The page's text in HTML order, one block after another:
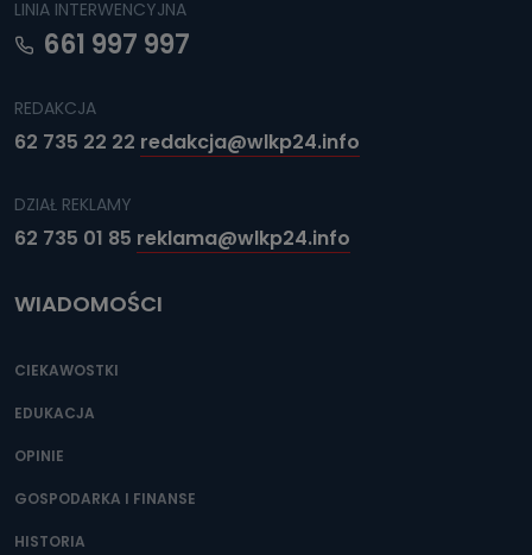
LINIA INTERWENCYJNA
661 997 997
REDAKCJA
62 735 22 22 redakcja@wlkp24.info
DZIAŁ REKLAMY
62 735 01 85 reklama@wlkp24.info
WIADOMOŚCI
CIEKAWOSTKI
EDUKACJA
OPINIE
GOSPODARKA I FINANSE
HISTORIA